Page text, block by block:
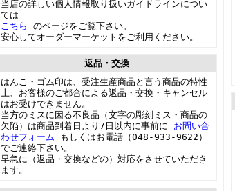
当店の詳しい個人情報取り扱いガイドラインについ
ては
こちら のページをご覧下さい。
安心してオーダーマーケットをご利用ください。
返品・交換
はんこ・ゴム印は、受注生産商品と言う商品の特性
上、お客様のご都合による返品・交換・キャンセル
はお受けできません。
当方のミスに因る不良品（文字の彫刻ミス・商品の
欠陥）は商品到着日より7日以内に事前に お問い合
わせフォーム
もしくはお電話（048-933-9622）
でご連絡下さい。
早急に（返品・交換などの）対応をさせていただき
ます。